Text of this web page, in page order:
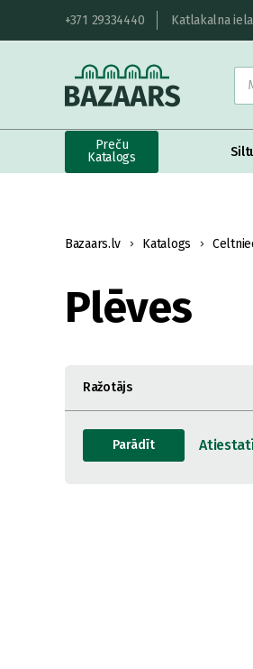
+371 29334440 Katlakalna
Preču
Katalogs
Bazaars.lv Katalogs
Plēves
Ražotājs